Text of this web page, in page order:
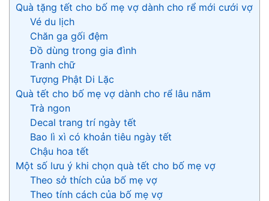
Quà tặng tết cho bố mẹ vợ dành cho rể mới cưới vợ
Vé du lịch
Chăn ga gối đệm
Đồ dùng trong gia đình
Tranh chữ
Tượng Phật Di Lặc
Quà tết cho bố mẹ vợ dành cho rể lâu năm
Trà ngon
Decal trang trí ngày tết
Bao lì xì có khoản tiêu ngày tết
Chậu hoa tết
Một số lưu ý khi chọn quà tết cho bố mẹ vợ
Theo sở thích của bố mẹ vợ
Theo tính cách của bố mẹ vợ